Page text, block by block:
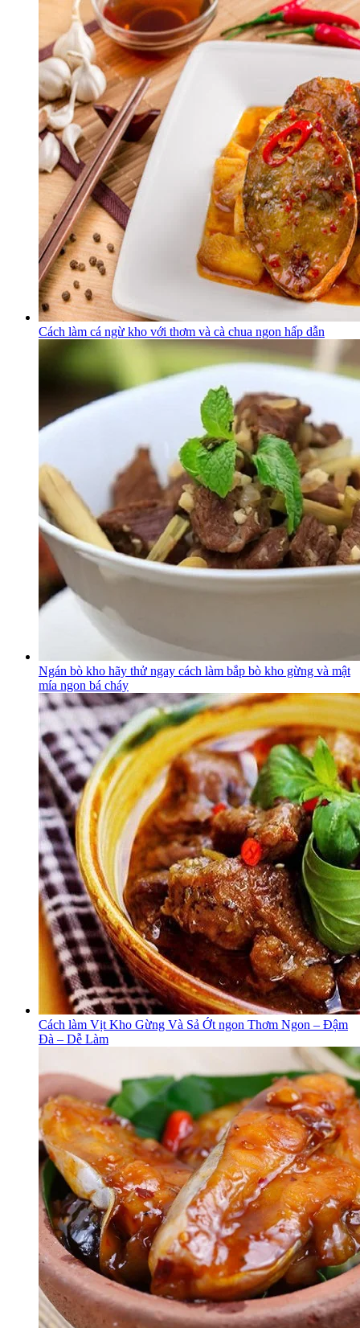
Cách làm cá ngừ kho với thơm và cà chua ngon hấp dẫn
Ngán bò kho hãy thử ngay cách làm bắp bò kho gừng và mật
mía ngon bá cháy
Cách làm Vịt Kho Gừng Và Sả Ớt ngon Thơm Ngon – Đậm
Đà – Dễ Làm